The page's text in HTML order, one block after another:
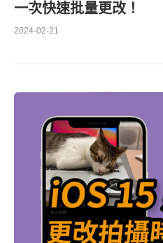
一次快速批量更改！
2024-02-21